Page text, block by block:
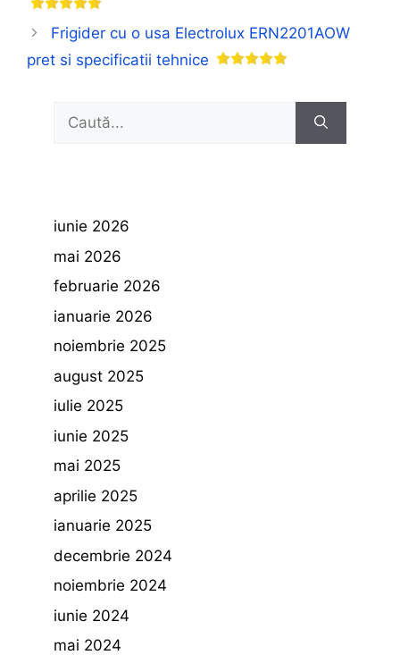
Frigider cu o usa Electrolux ERN2201AOW
pret si specificatii tehnice
Caută
iunie 2026
mai 2026
februarie 2026
ianuarie 2026
noiembrie 2025
august 2025
iulie 2025
iunie 2025
mai 2025
aprilie 2025
ianuarie 2025
decembrie 2024
noiembrie 2024
iunie 2024
mai 2024